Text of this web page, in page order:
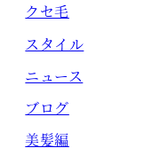
クセ毛
スタイル
ニュース
ブログ
美髪編